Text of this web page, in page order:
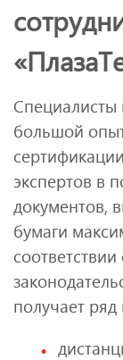
Специалисты
большой
экспертов в
документов,
бумаги
получает